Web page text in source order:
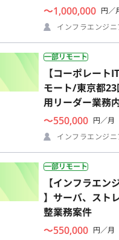
〜1,000,000 円／
インフラエンジニ
一部リモート
【コーポレー
モート/東京都
用リーダー業務
〜550,000 円／月
インフラエンジニ
一部リモート
【インフラエ
】サーバ、スト
整業務案件
〜550,000 円／月